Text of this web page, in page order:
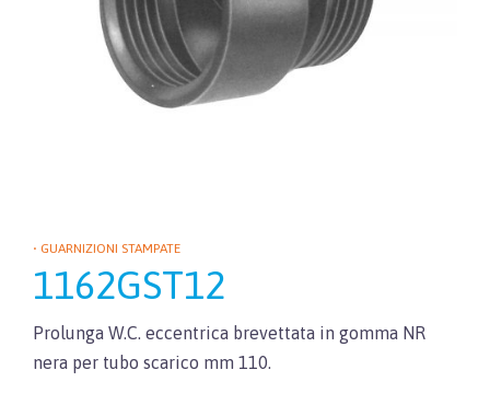
• GUARNIZIONI STAMPATE
1162GST12
Prolunga W.C. eccentrica brevettata in gomma NR
nera per tubo scarico mm 110.